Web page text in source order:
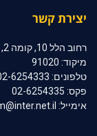
יצירת קשר
רחוב הלל 10, קומה 2, ירושלים
מיקוד: 91020
טלפונים: 02-6254333 | 02-6254334
פקס: 02-6254335
אימייל: jerccom@inter.net.il